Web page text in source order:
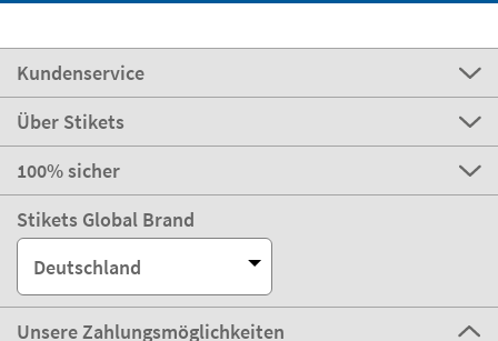
Kundenservice
Über Stikets
100% sicher
Stikets Global Brand
Deutschland
Unsere Zahlungsmöglichkeiten